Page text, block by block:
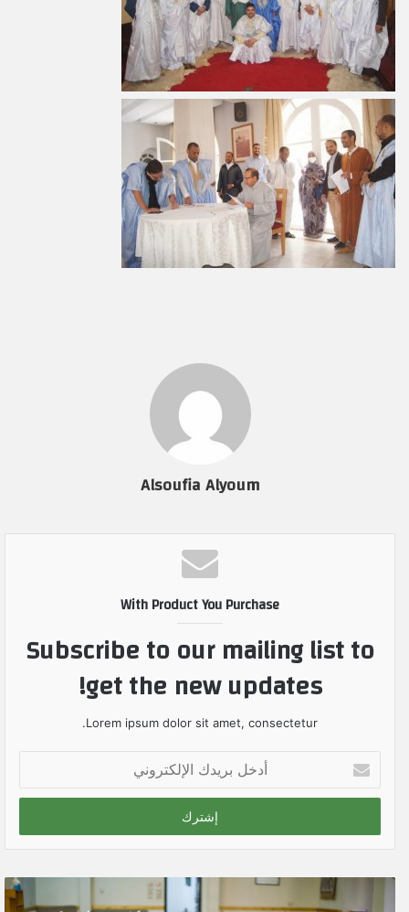
Alsoufia Alyoum
With Product You Purchase
Subscribe to our mailing list to
get the new updates!
Lorem ipsum dolor sit amet, consectetur.
خ
ب
ي